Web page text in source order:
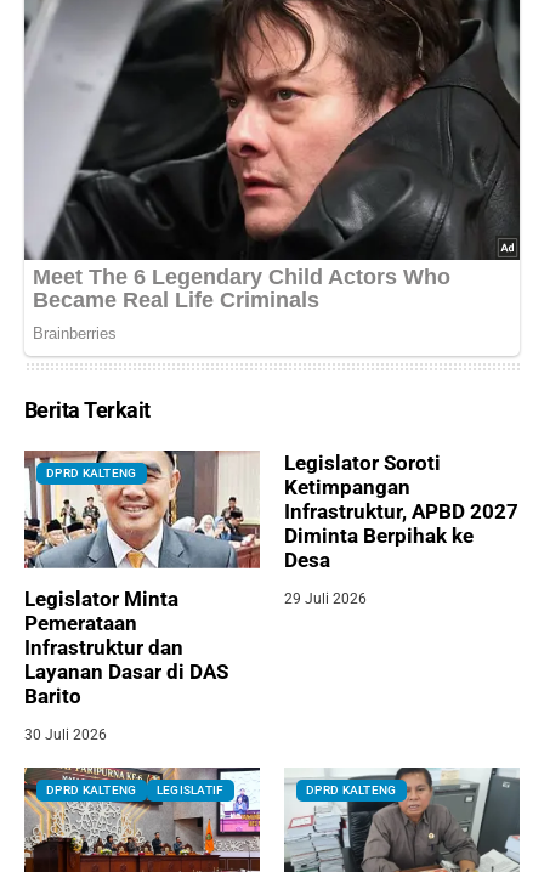
Berita Terkait
DPRD KALTENG
Legislator Minta
Pemerataan
Infrastruktur dan
Layanan Dasar di DAS
Barito
30 Juli 2026
Legislator Soroti
Ketimpangan
Infrastruktur, APBD 2027
Diminta Berpihak ke
Desa
29 Juli 2026
DPRD KALTENG LEGISLATIF DPRD KALTENG